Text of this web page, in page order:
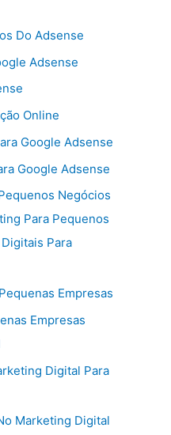
Do Adsense
Adsense
Online
Google Adsense
Google Adsense
Negócios
Para Pequenos
Para
Empresas
Empresas
Digital Para
Marketing Digital